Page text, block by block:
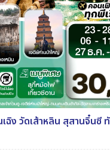
ฉิง วัดเส้าหลิน สุสานจิ๋นซี